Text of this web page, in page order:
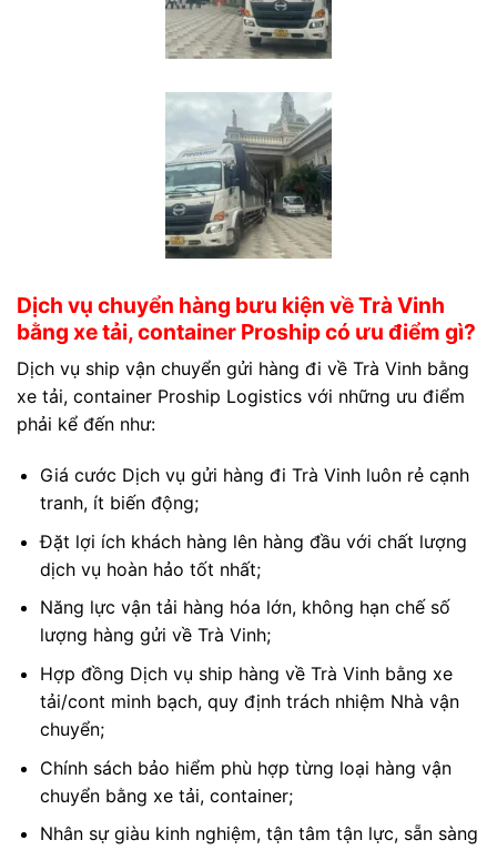
Dịch vụ chuyển hàng bưu kiện về Trà Vinh
bằng xe tải, container Proship có ưu điểm gì?
Dịch vụ ship vận chuyển gửi hàng đi về Trà Vinh bằng
xe tải, container Proship Logistics với những ưu điểm
phải kể đến như:
Giá cước Dịch vụ gửi hàng đi Trà Vinh luôn rẻ cạnh
tranh, ít biến động;
Đặt lợi ích khách hàng lên hàng đầu với chất lượng
dịch vụ hoàn hảo tốt nhất;
Năng lực vận tải hàng hóa lớn, không hạn chế số
lượng hàng gửi về Trà Vinh;
Hợp đồng Dịch vụ ship hàng về Trà Vinh bằng xe
tải/cont minh bạch, quy định trách nhiệm Nhà vận
chuyển;
Chính sách bảo hiểm phù hợp từng loại hàng vận
chuyển bằng xe tải, container;
Nhân sự giàu kinh nghiệm, tận tâm tận lực, sẵn sàng